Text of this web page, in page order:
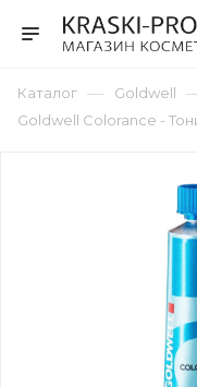
Каталог — Goldwell
Goldwell Colorance -